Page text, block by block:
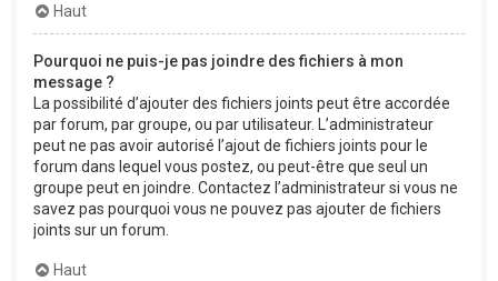
Haut
Pourquoi ne puis-je pas joindre des fichiers à mon
message ?
La possibilité d’ajouter des fichiers joints peut être accordée
par forum, par groupe, ou par utilisateur. L’administrateur
peut ne pas avoir autorisé l’ajout de fichiers joints pour le
forum dans lequel vous postez, ou peut-être que seul un
groupe peut en joindre. Contactez l’administrateur si vous ne
savez pas pourquoi vous ne pouvez pas ajouter de fichiers
joints sur un forum.
Haut